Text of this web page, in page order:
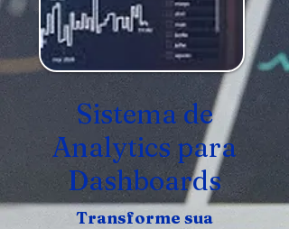
Sistema de
Analytics para
Dashboards
Transforme sua